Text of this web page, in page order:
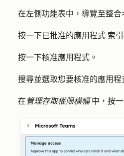
在左側功能表中，導覽至整合
按一下已批准的應用程式 索
按一下核准應用程式 。
搜尋並選取您要核准的應用程
在 管理存取權限橫幅中，按